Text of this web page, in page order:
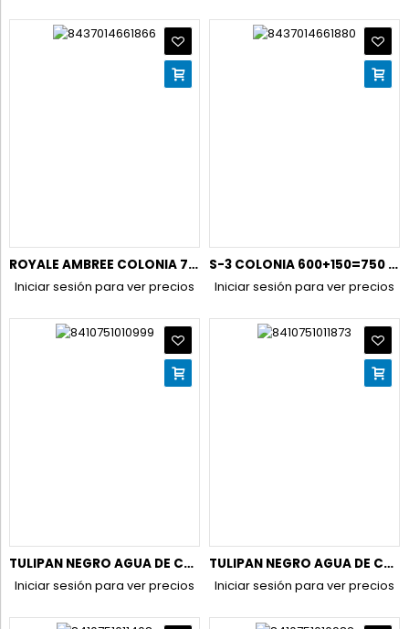
ROYALE AMBREE COLONIA 750 ML
Iniciar sesión para ver precios
S-3 COLONIA 600+150=750 ML CLASSIC FRESH ORIGINAL
Iniciar sesión para ver precios
TULIPAN NEGRO AGUA DE COLONIA 650+150ML. FRAICHE
Iniciar sesión para ver precios
TULIPAN NEGRO AGUA DE COLONIA 650+150ML. MANDARINA Y LIMA
Iniciar sesión para ver precios